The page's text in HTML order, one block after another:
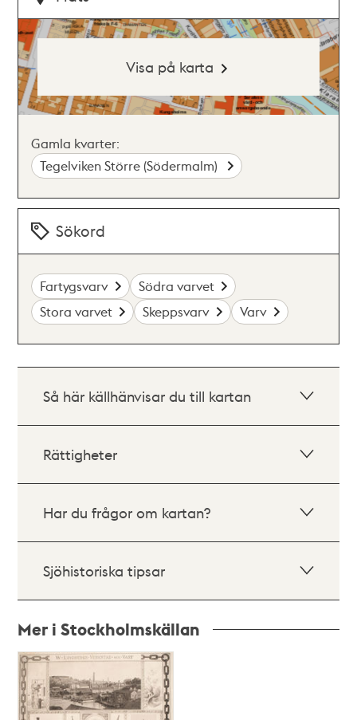
Visa på karta
Gamla kvarter:
Tegelviken Större (Södermalm)
Sökord
Fartygsvarv
Södra varvet
Stora varvet
Skeppsvarv Varv
Så här källhänvisar du till kartan
Rättigheter
Har du frågor om kartan?
Sjöhistoriska tipsar
Mer i Stockholmskällan
Relaterade
poster
och
teman